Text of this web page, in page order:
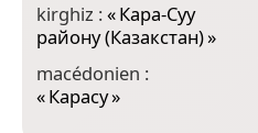
kirghiz :«Кара-Суу
району (Казакстан)»
macédonien :
«Карасу»